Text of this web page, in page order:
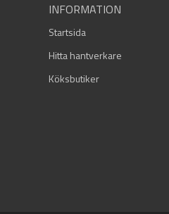
INFORMATION
Startsida
Hitta hantverkare
Köksbutiker